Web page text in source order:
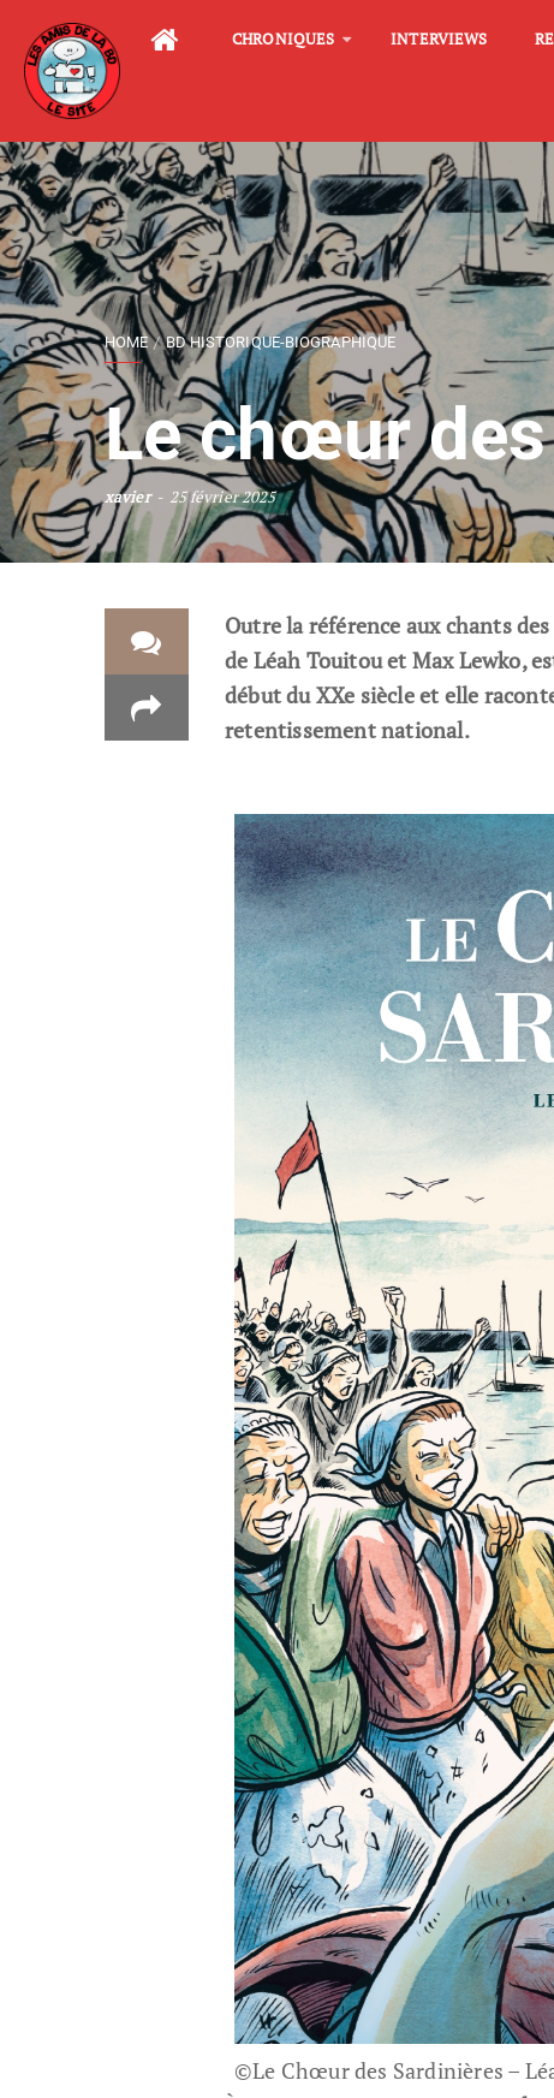
CHRONIQUES INTERVIEWS
HOME BD HISTORIQUE-BIOGRAPHIQUE
Le chœur
xavier 25 février 2025
Outre la référence aux chants
de Léah Touitou et Max Lewko,
début du XXe siècle et elle
retentissement national.
©Le Chœur des Sardinières –